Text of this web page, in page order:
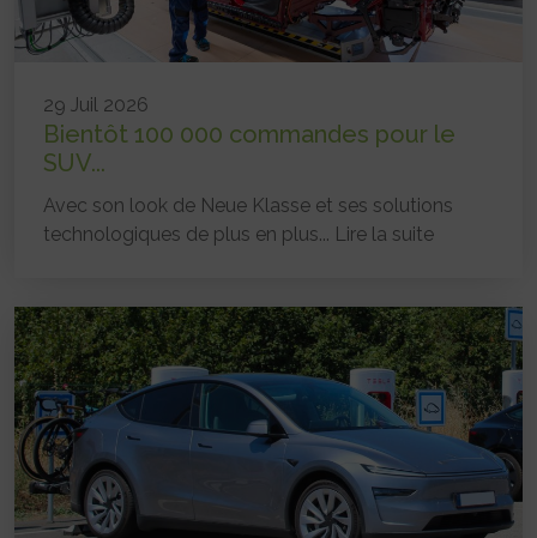
29 Juil 2026
Bientôt 100 000 commandes pour le
SUV...
Avec son look de Neue Klasse et ses solutions
technologiques de plus en plus... Lire la suite